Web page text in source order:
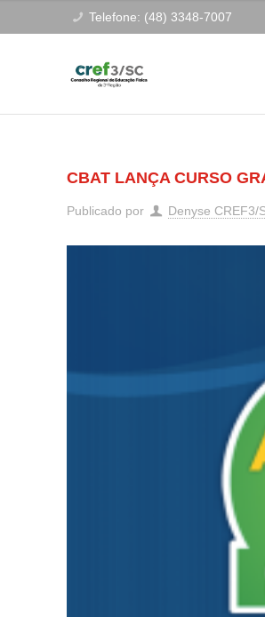
Telefone: (48) 3348-7007
CBAT LANÇA CURSO
Publicado por Denyse CREF3/